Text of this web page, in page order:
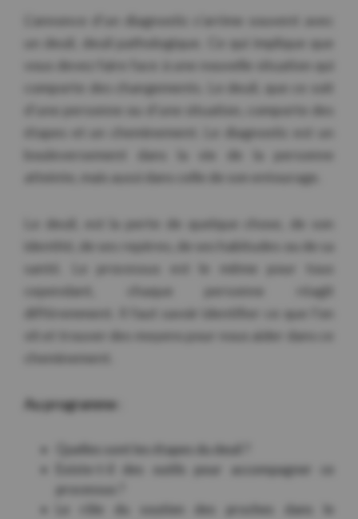
L’annonce d’un diagnostic s’arrime souvent avec
un deuil, deuil pathologique. Ce qui implique que
vous devez faire face à une nouvelle situation qui
comporte des changements. Le deuil, que ce soit
d’une personne ou d’une situation, comporte des
étapes et un cheminement. Le diagnostic est un
bouleversement dans la vie de la personne
atteinte, mais aussi dans celle de son entourage.
Le deuil, est la perte de quelque chose, de son
identité, de ses repères, de ses habitudes ou de sa
santé. Le processus est le même pour tous
cependant, chaque personne réagit
différemment. Il faut savoir identifier ce que l’on
vit et trouver des moyens pour nous aider dans ce
cheminement.
Au programme
Quelles sont les étapes du deuil ?
Existe-t-il des outils pour accompagner ce
processus ?
Le rôle du soutien des proches dans le